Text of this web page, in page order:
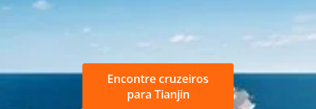
Encontre cruzeiros
para Tianjin